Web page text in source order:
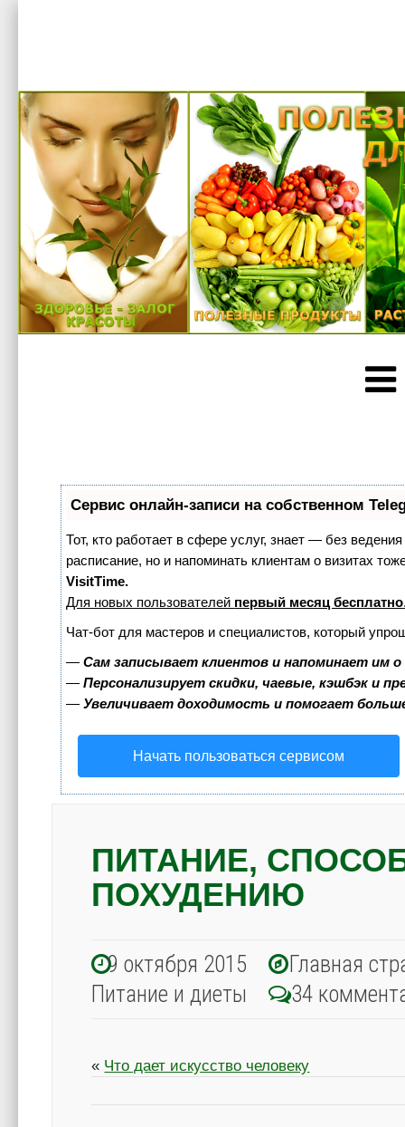
Сервис онлайн-записи на собственном
Тот, кто работает в сфере услуг, знает — без
расписание, но и напоминать клиентам о визитах
VisitTime.
Для новых пользователей первый месяц бесплатно
Чат-бот для мастеров и специалистов, который
—Сам записывает клиентов и напоминает им
—Персонализирует скидки, чаевые, кэшбэк и
—Увеличивает доходимость и помогает
Начать пользоваться сервисом
ПИТАНИЕ,
ПОХУДЕНИЮ
9 октября 2015
Главная
Питание и диеты
34
« Что дает искусство человеку